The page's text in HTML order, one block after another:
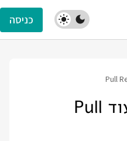
כניסה
העולם לא צריך עוד Pull